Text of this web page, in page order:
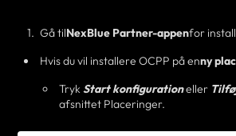
Gå tilNexBlue Partner-appenfor
Hvis du vil installere OCPP på enny
TrykStart konfigurationeller
afsnittet Placeringer.